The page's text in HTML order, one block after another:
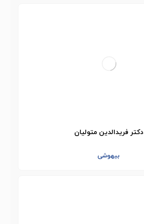
دکتر فریدالدین متولیان
بیهوشی